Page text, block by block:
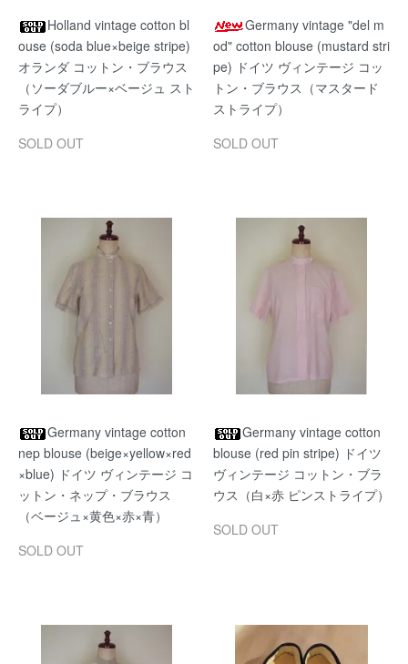
Holland vintage cotton bl
ouse (soda blue×beige stripe)
オランダ コットン・ブラウス
（ソーダブルー×ベージュ スト
ライプ）
SOLD OUT
Germany vintage "del m
od" cotton blouse (mustard stri
pe) ドイツ ヴィンテージ コッ
トン・ブラウス（マスタード
ストライプ）
SOLD OUT
Germany vintage cotton
nep blouse (beige×yellow×red
×blue) ドイツ ヴィンテージ コ
ットン・ネップ・ブラウス
（ベージュ×黄色×赤×青）
SOLD OUT
Germany vintage cotton
blouse (red pin stripe) ドイツ
ヴィンテージ コットン・ブラ
ウス（白×赤 ピンストライプ）
SOLD OUT